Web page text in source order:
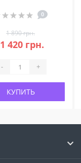
0
1 890 грн.
1 420 грн.
- +
КУПИТЬ